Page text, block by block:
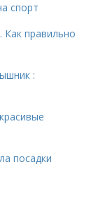
спорт
Как правильно
:
посадки